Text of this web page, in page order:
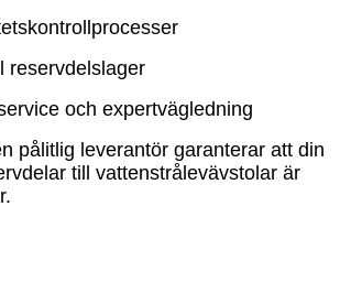
reservdelslager
och expertvägledning
pålitlig leverantör garanterar att din
till vattenstrålevävstolar är